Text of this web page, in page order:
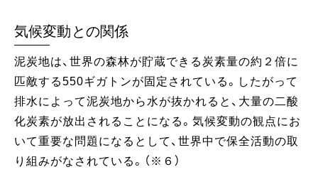
気候変動との関係
泥炭地は、世界の森林が貯蔵できる炭素量の約２倍に
匹敵する550ギガトンが固定されている。したがって
排水によって泥炭地から水が抜かれると、大量の二酸
化炭素が放出されることになる。気候変動の観点にお
いて重要な問題になるとして、世界中で保全活動の取
り組みがなされている。（※６）